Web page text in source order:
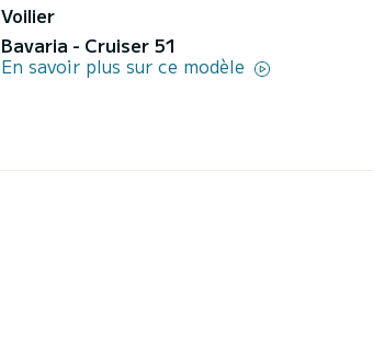
Voilier
Bavaria - Cruiser 51
En savoir plus sur ce modèle